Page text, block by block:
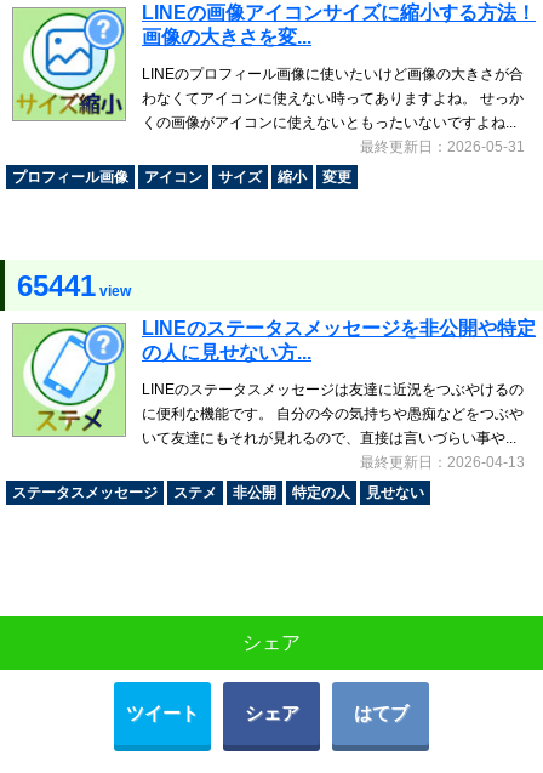
LINEの画像アイコンサイズに縮小する方法！
画像の大きさを変...
LINEのプロフィール画像に使いたいけど画像の大きさが合
わなくてアイコンに使えない時ってありますよね。 せっか
くの画像がアイコンに使えないともったいないですよね...
最終更新日：2026-05-31
プロフィール画像
アイコン サイズ 縮小 変更
65441 view
LINEのステータスメッセージを非公開や特定
の人に見せない方...
LINEのステータスメッセージは友達に近況をつぶやけるの
に便利な機能です。 自分の今の気持ちや愚痴などをつぶや
いて友達にもそれが見れるので、直接は言いづらい事や...
最終更新日：2026-04-13
ステータスメッセージ
ステメ 非公開 特定の人 見せない
シェア
ツイート シェア はてブ